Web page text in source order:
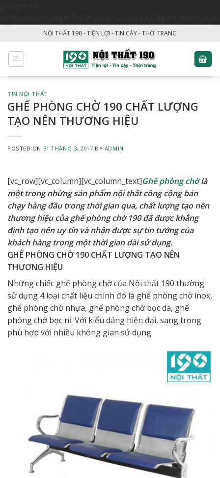
content
NỘI THẤT 190 - TIỆN LỢI - TIN CẬY - THỜI TRANG
TIN NỘI THẤT
GHẾ PHÒNG CHỜ 190 CHẤT LƯỢNG
TẠO NÊN THƯƠNG HIỆU
POSTED ON 31 THÁNG 3, 2017 BY ADMIN
[vc_row][vc_column][vc_column_text]Ghế phòng chờlà
một trong những sản phẩm nội thất công cộng bán
chạy hàng đầu trong thời gian qua, chất lượng tạo nên
thương hiệu của ghế phòng chờ 190 đã được khẳng
định tạo nên uy tín và nhận được sự tin tưởng của
khách hàng trong một thời gian dài sử dụng.
GHẾ PHÒNG CHỜ 190 CHẤT LƯỢNG TẠO NÊN
THƯƠNG HIỆU
Những chiếc ghế phòng chờ của Nội thất 190 thường
sử dụng 4 loại chất liệu chính đó là ghế phòng chờ inox,
ghế phòng chờ nhựa, ghế phòng chờ bọc da, ghế
phòng chờ bọc nỉ. Với kiểu dáng hiện đại, sang trọng
phù hợp với nhiều không gian sử dụng.